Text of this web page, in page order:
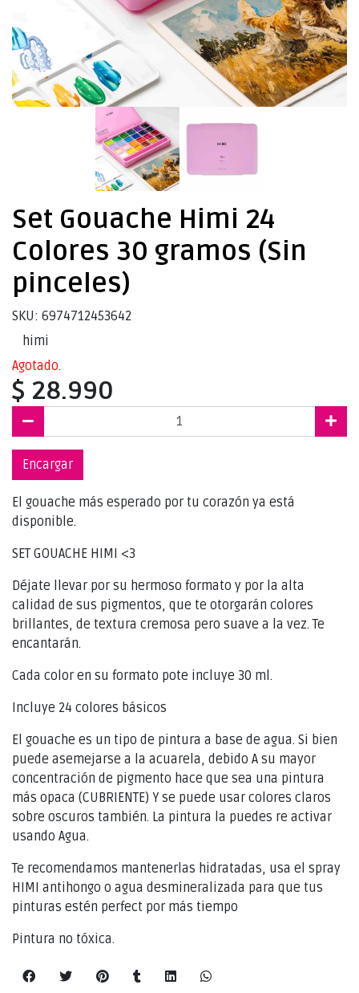
Set Gouache Himi 24
Colores 30 gramos (Sin
pinceles)
SKU: 6974712453642
himi
Agotado.
$ 28.990
Encargar
El gouache más esperado por tu corazón ya está
disponible.
SET GOUACHE HIMI <3
Déjate llevar por su hermoso formato y por la alta
calidad de sus pigmentos, que te otorgarán colores
brillantes, de textura cremosa pero suave a la vez. Te
encantarán.
Cada color en su formato pote incluye 30 ml.
Incluye 24 colores básicos
El gouache es un tipo de pintura a base de agua. Si bien
puede asemejarse a la acuarela, debido A su mayor
concentración de pigmento hace que sea una pintura
más opaca (CUBRIENTE) Y se puede usar colores claros
sobre oscuros también. La pintura la puedes re activar
usando Agua.
Te recomendamos mantenerlas hidratadas, usa el spray
HIMI antihongo o agua desmineralizada para que tus
pinturas estén perfect por más tiempo
Pintura no tóxica.